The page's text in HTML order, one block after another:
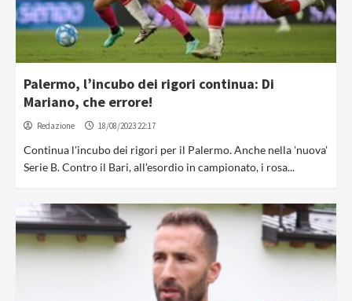
Palermo, l’incubo dei rigori continua: Di
Mariano, che errore!
Redazione 18/08/2023 22:17
Continua l'incubo dei rigori per il Palermo. Anche nella 'nuova'
Serie B. Contro il Bari, all'esordio in campionato, i rosa...